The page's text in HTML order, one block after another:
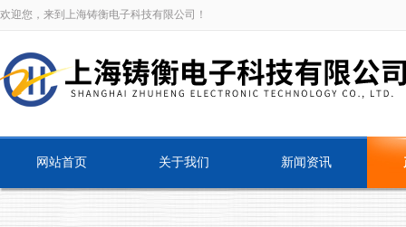
欢迎您，来到上海铸衡电子科技有限公司！
网站首页 关于我们 新闻资讯